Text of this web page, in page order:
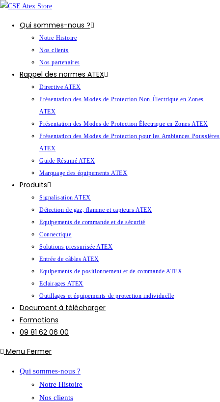
Qui sommes-nous ?
Notre Histoire
Nos clients
Nos partenaires
Rappel des normes ATEX
Directive ATEX
Présentation des Modes de Protection Non-Électrique en Zones
ATEX
Présentation des Modes de Protection Électrique en Zones ATEX
Présentation des Modes de Protection pour les Ambiances Poussières
ATEX
Guide Résumé ATEX
Marquage des équipements ATEX
Produits
Signalisation ATEX
Détection de gaz, flamme et capteurs ATEX
Equipements de commande et de sécurité
Connectique
Solutions pressurisée ATEX
Entrée de câbles ATEX
Equipements de positionnement et de commande ATEX
Eclairages ATEX
Outillages et équipements de protection individuelle
Document à télécharger
Formations
09 81 62 06 00
Menu Fermer
Qui sommes-nous ?
Notre Histoire
Nos clients